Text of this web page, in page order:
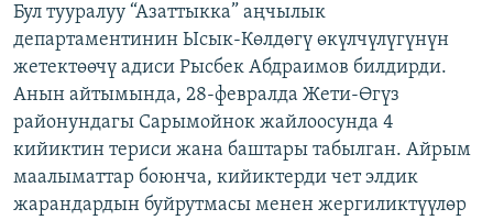
БИЗ ЖАНА ДҮЙНӨ
ДАНИСТЕ
ЭЖЕ-СИҢДИЛЕР
АЗАТТЫК+
ЫҢГАЙСЫЗ СУРООЛОР
Русский
ОНЛАЙН ШЕРИНЕ
Бул тууралуу “Азаттыкка” аңчылык
департаментинин Ысык-Көлдөгү өкүлчүлүгүнүн
жетектөөчү адиси Рысбек Абдраимов билдирди.
Анын айтымында, 28-февралда Жети-Өгүз
районундагы Сарымойнок жайлоосунда 4
кийиктин териси жана баштары табылган. Айрым
маалыматтар боюнча, кийиктерди чет элдик
жарандардын буйрутмасы менен жергиликтүүлөр